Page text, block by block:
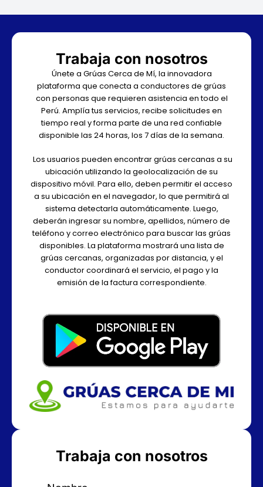
Trabaja con nosotros
Únete a Grúas Cerca de Mí, la innovadora
plataforma que conecta a conductores de grúas
con personas que requieren asistencia en todo el
Perú. Amplía tus servicios, recibe solicitudes en
tiempo real y forma parte de una red confiable
disponible las 24 horas, los 7 días de la semana.
Los usuarios pueden encontrar grúas cercanas a su
ubicación utilizando la geolocalización de su
dispositivo móvil. Para ello, deben permitir el acceso
a su ubicación en el navegador, lo que permitirá al
sistema detectarla automáticamente. Luego,
deberán ingresar su nombre, apellidos, número de
teléfono y correo electrónico para buscar las grúas
disponibles. La plataforma mostrará una lista de
grúas cercanas, organizadas por distancia, y el
conductor coordinará el servicio, el pago y la
emisión de la factura correspondiente.
Trabaja con nosotros